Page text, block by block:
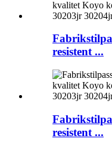
resistent ...
resistent ...